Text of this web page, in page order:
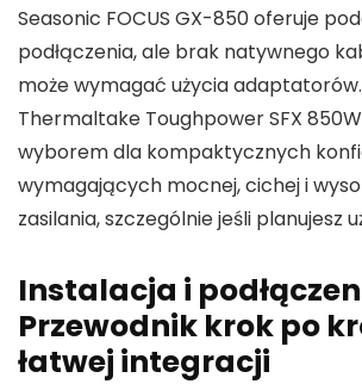
Seasonic FOCUS GX-850 oferuje
podłączenia, ale brak natywnego
może wymagać użycia
Thermaltake Toughpower SFX
wyborem dla kompaktycznych
wymagających mocnej, cichej i
zasilania, szczególnie jeśli planujesz
Instalacja i
Przewodnik krok po
łatwej integracji